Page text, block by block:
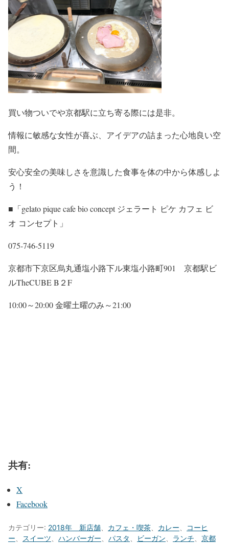
買い物ついでや京都駅に立ち寄る際には是非。
情報に敏感な女性が喜ぶ、アイデアの詰まった心地良い空
間。
安心安全の美味しさを意識した食事を体の中から体感しよ
う！
■「gelato pique cafe bio concept ジェラート ピケ カフェ ビ
オ コンセプト」
075-746-5119
京都市下京区烏丸通塩小路下ル東塩小路町901 京都駅ビ
ルTheCUBE B２F
10:00～20:00 金曜土曜のみ～21:00
共有:
X
Facebook
カテゴリー: 2018年 新店舗、 カフェ・喫茶、 カレー、
コーヒ
ー、 スイーツ、 ハンバーガー、 パスタ、 ビーガン、 ランチ、 京都